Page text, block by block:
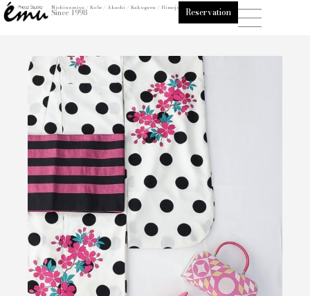
内
容
Nishinomiya / Kobe / Akashi / Kakogawa / Himeji
Since 1998 Reservation